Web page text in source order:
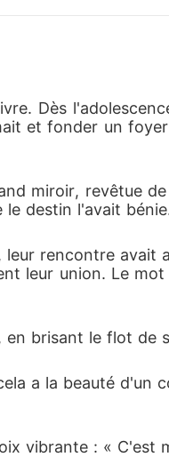
Dès
et fonder un
miroir, revêtue
le destin l'avait
rencontre avait
leur union. Le
brisant le flot de
a la beauté d'un
vibrante : « C'est